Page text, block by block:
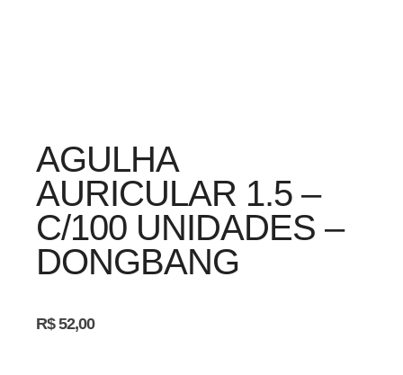
AGULHA
AURICULAR 1.5 –
C/100 UNIDADES –
DONGBANG
R$52,00